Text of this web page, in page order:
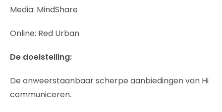
Media: MindShare
Online: Red Urban
De doelstelling:
De onweerstaanbaar scherpe aanbiedingen van Hi
communiceren.